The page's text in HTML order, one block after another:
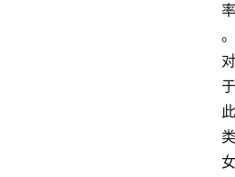
率
。
对
于
此
类
女